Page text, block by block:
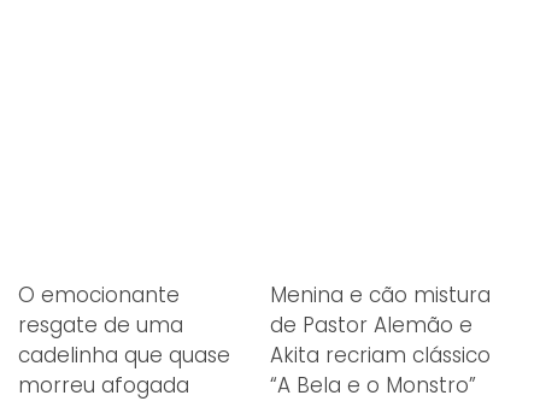
O emocionante
resgate de uma
cadelinha que quase
morreu afogada
Menina e cão mistura
de Pastor Alemão e
Akita recriam clássico
“A Bela e o Monstro”